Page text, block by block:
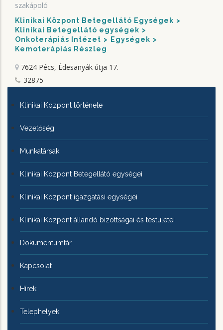
szakápoló
Klinikai Központ Betegellátó Egységek
Klinikai Betegellátó egységek
Onkoterápiás Intézet
Egységek
Kemoterápiás Részleg
7624 Pécs, Édesanyák útja 17.
32875
KLINIKAI
KÖZPONTRÓL
Klinikai Központ története
Vezetőség
Munkatársak
Klinikai Központ Betegellátó egységei
Klinikai Központ igazgatási egységei
Klinikai Központ állandó bizottságai és testületei
Dokumentumtár
Kapcsolat
Hírek
Telephelyek